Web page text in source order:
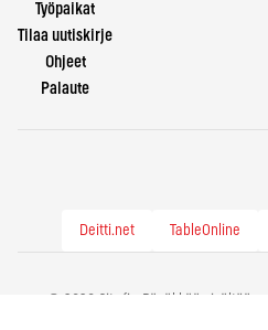
Työpaikat
Tilaa uutiskirje
Ohjeet
Palaute
Deitti.net TableOnline